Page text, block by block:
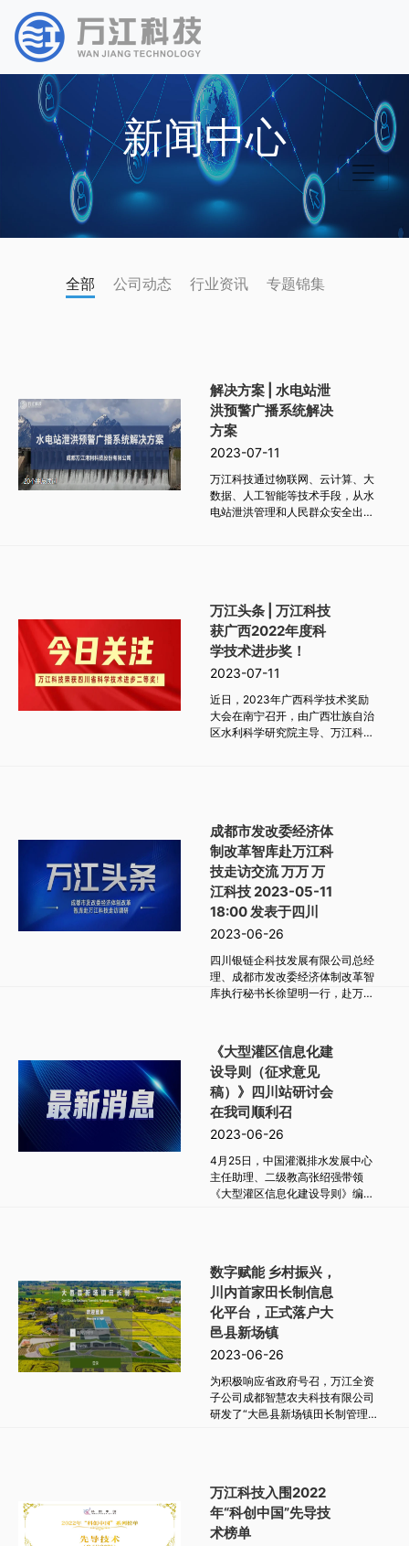
新闻中心
全部 公司动态 行业资讯 专题锦集
解决方案 | 水电站泄
洪预警广播系统解决
方案
2023-07-11
万江科技通过物联网、云计算、大
数据、人工智能等技术手段，从水
电站泄洪管理和人民群众安全出
万江头条 | 万江科技
获广西2022年度科
学技术进步奖！
2023-07-11
近日，2023年广西科学技术奖励
大会在南宁召开，由广西壮族自治
区水利科学研究院主导、万江科技
成都市发改委经济体
制改革智库赴万江科
技走访交流 万万 万
江科技 2023-05-11
18:00 发表于四川
2023-06-26
四川银链企科技发展有限公司总经
理、成都市发改委经济体制改革智
库执行秘书长徐望明一行，赴万江
《大型灌区信息化建
设导则（征求意见
稿）》四川站研讨会
在我司顺利召
2023-06-26
4月25日，中国灌溉排水发展中心
主任助理、二级教高张绍强带领
《大型灌区信息化建设导则》编制
数字赋能 乡村振兴，
川内首家田长制信息
化平台，正式落户大
邑县新场镇
2023-06-26
为积极响应省政府号召，万江全资
子公司成都智慧农夫科技有限公司
研发了“大邑县新场镇田长制管理
万江科技入围2022
年“科创中国”先导技
术榜单